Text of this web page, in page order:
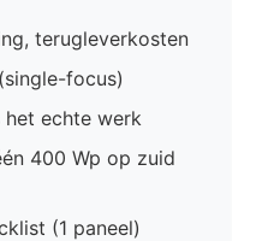
terugleverkosten
focus)
het echte werk
400 Wp op zuid
(1 paneel)